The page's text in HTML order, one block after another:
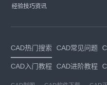
经验技巧资讯
CAD热门搜索 CAD常见问题
CAD入门教程 CAD进阶教程